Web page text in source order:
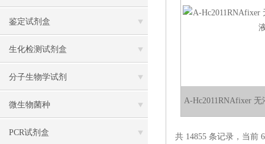
鉴定试剂盒
生化检测试剂盒
分子生物学试剂
微生物菌种
PCR试剂盒
A-Hc2011RNAfixer
共 14855 条记录，当前